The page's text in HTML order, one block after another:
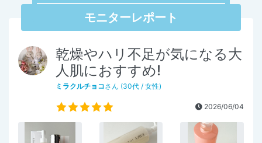
モニターレポート
乾燥やハリ不足が気になる大
人肌におすすめ!
ミラクルチョコさん (30代 / 女性)
2026/06/04